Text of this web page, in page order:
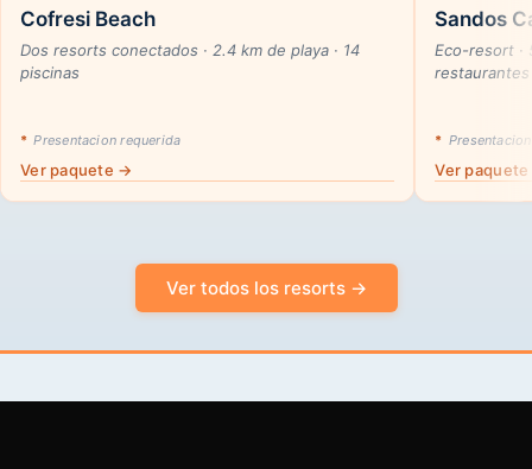
Cofresi Beach
Dos resorts conectados · 2.4 km de playa · 14
piscinas
* Presentacion requerida
Ver paquete →
Sandos
Eco-resort ·
restaurantes
*
Ver
Ver todos los resorts →